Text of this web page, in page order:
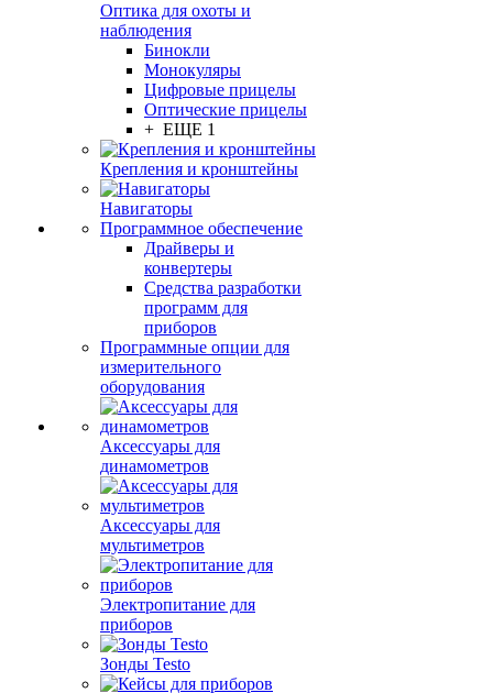
Оптика для охоты и
наблюдения
Бинокли
Монокуляры
Цифровые прицелы
Оптические прицелы
+ ЕЩЕ 1
Крепления и кронштейны
Навигаторы
Программное обеспечение
Драйверы и
конвертеры
Средства разработки
программ для
приборов
Программные опции для
измерительного
оборудования
Аксессуары для
динамометров
Аксессуары для
мультиметров
Электропитание для
приборов
Зонды Testo